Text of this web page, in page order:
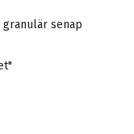
granulär senap